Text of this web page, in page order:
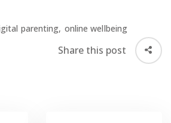
parenting, online wellbeing
Share this post